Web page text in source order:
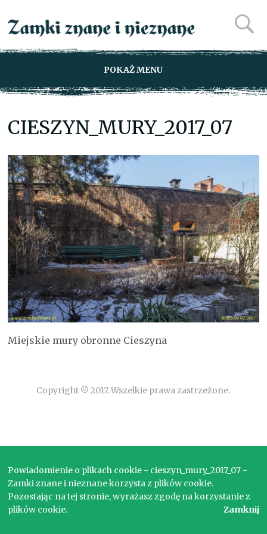
POKAŻ MENU
CIESZYN_MURY_2017_07
Miejskie mury obronne Cieszyna
Copyright © 2017. Wszelkie prawa zastrzeżone.
Powiadomienie o plikach cookie - cieszyn_mury_2017_07 -
Zamki znane i nieznane korzysta z plików cookie.
Pozostając na tej stronie, wyrażasz zgodę na korzystanie z
plików cookie.
Zamknij